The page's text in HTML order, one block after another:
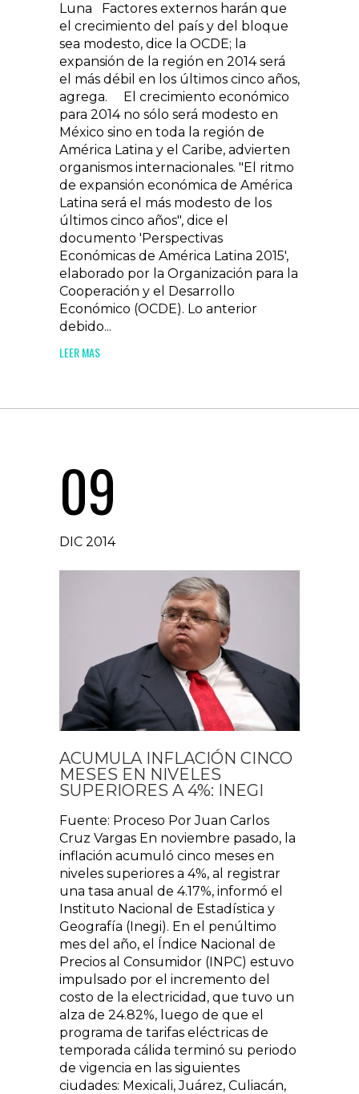
Luna Factores externos harán que
el crecimiento del país y del bloque
sea modesto, dice la OCDE; la
expansión de la región en 2014 será
el más débil en los últimos cinco años,
agrega. El crecimiento económico
para 2014 no sólo será modesto en
México sino en toda la región de
América Latina y el Caribe, advierten
organismos internacionales. "El ritmo
de expansión económica de América
Latina será el más modesto de los
últimos cinco años", dice el
documento 'Perspectivas
Económicas de América Latina 2015',
elaborado por la Organización para la
Cooperación y el Desarrollo
Económico (OCDE). Lo anterior
debido...
LEER MAS
09
DIC 2014
ACUMULA INFLACIÓN CINCO
MESES EN NIVELES
SUPERIORES A 4%: INEGI
Fuente: Proceso Por Juan Carlos
Cruz Vargas En noviembre pasado, la
inflación acumuló cinco meses en
niveles superiores a 4%, al registrar
una tasa anual de 4.17%, informó el
Instituto Nacional de Estadística y
Geografía (Inegi). En el penúltimo
mes del año, el Índice Nacional de
Precios al Consumidor (INPC) estuvo
impulsado por el incremento del
costo de la electricidad, que tuvo un
alza de 24.82%, luego de que el
programa de tarifas eléctricas de
temporada cálida terminó su periodo
de vigencia en las siguientes
ciudades: Mexicali, Juárez, Culiacán,